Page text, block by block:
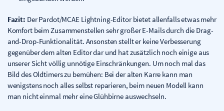
Fazit: Der Pardot/MCAE Lightning-Editor bietet allenfalls etwas mehr
Komfort beim Zusammenstellen sehr großer E-Mails durch die Drag-
and-Drop-Funktionalität. Ansonsten stellt er keine Verbesserung
gegenüber dem alten Editor dar und hat zusätzlich noch einige aus
unserer Sicht völlig unnötige Einschränkungen. Um noch mal das
Bild des Oldtimers zu bemühen: Bei der alten Karre kann man
wenigstens noch alles selbst reparieren, beim neuen Modell kann
man nicht einmal mehr eine Glühbirne auswechseln.